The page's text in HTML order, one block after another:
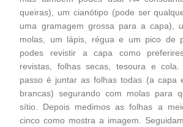
queiras), um cianótipo (pode ser
uma gramagem grossa para a capa),
molas, um lápis, régua e um pico de
podes revistir a capa como
revistas, folhas secas, tesoura e
passo é juntar as folhas todas (a capa
brancas) segurando com molas para
sítio. Depois medimos as folhas a
cinco como mostra a imagem.